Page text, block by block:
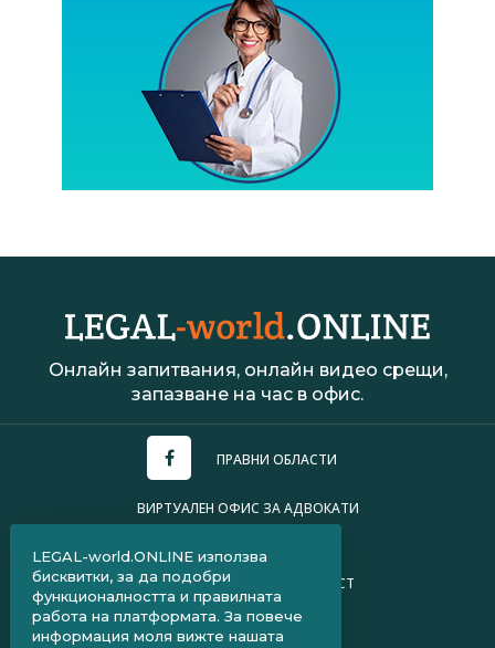
Онлайн запитвания, онлайн видео срещи,
запазване на час в офис.
ПРАВНИ ОБЛАСТИ
ВИРТУАЛЕН ОФИС ЗА АДВОКАТИ
ПОЛИТИКА ЗА ПОВЕРИТЕЛНОСТ
ЧЗВ ЗА КЛИЕНТИ
LEGAL-world.ONLINE използва
бисквитки, за да подобри
функционалността и правилната
работа на платформата. За повече
информация моля вижте нашата